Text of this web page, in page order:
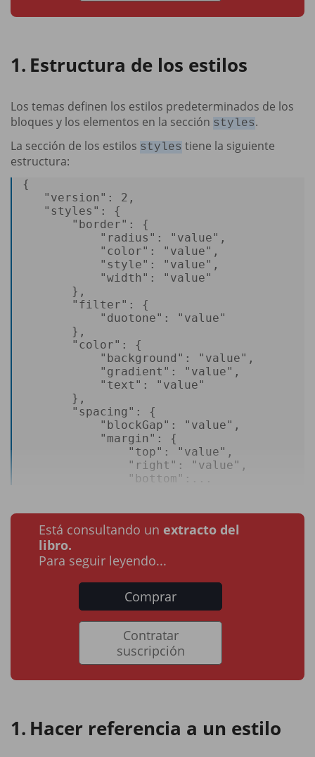
Estructura de los estilos
Los temas definen los estilos predeterminados de los
bloques y los elementos en la sección styles.
La sección de los estilos styles tiene la siguiente
estructura:
{
"version": 2 ,
"styles" : {
" border": {
"radius":
"value" ,
"color" : "value" ,
"style" : "value" ,
"width" :
"value"
},
" filter": {
"duotone":
"value"
},
" color": {
" background ": "value" ,
"gradient" : "value" ,
"text" :
"value"
},
"spacing": {
"blockGap":
"value" ,
"margin" : {
" top": "value" ,
"right" : "value" ,
"bottom" :...
Está consultando un extracto del
libro.
Para seguir leyendo...
Comprar
Contratar
suscripción
Hacer referencia a un estilo